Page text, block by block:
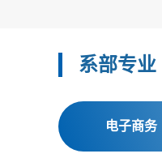
系部专业
电子商务